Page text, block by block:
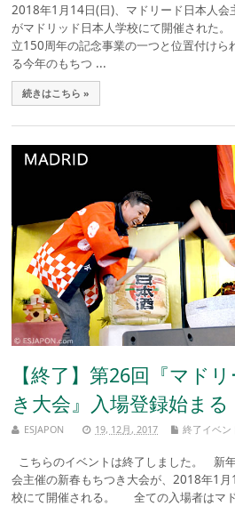
2018年1月14日(日)、マドリード日本人会
がマドリッド日本人学校にて開催された
立150周年の記念事業の一つと位置付けら
る今年のもちつ ...
続きはこちら »
【終了】第26回『マド
き大会』入場登録始まる
ESJAPON 19, 12月, 2017 終了イベン
こちらのイベントは終了しました。 新
会主催の新春もちつき大会が、2018年1
校にて開催される。 全ての入場者はマ